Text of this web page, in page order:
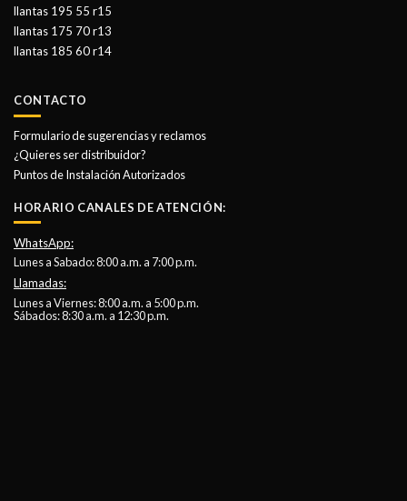
llantas 195 55 r15
llantas 175 70 r13
llantas 185 60 r14
CONTACTO
Formulario de sugerencias y reclamos
¿Quieres ser distribuidor?
Puntos de Instalación Autorizados
HORARIO CANALES DE ATENCIÓN:
WhatsApp:
Lunes a Sabado: 8:00 a.m. a 7:00 p.m.
Llamadas:
Lunes a Viernes: 8:00 a.m. a 5:00 p.m.
Sábados: 8:30 a.m. a 12:30 p.m.